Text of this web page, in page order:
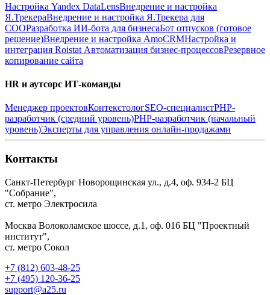
Настройка Yandex DataLensВнедрение и настройка
Я.ТрекераВнедрение и настройка Я.Трекера для
СООРазработка ИИ-бота для бизнесаБот отпусков (готовое
решение)Внедрение и настройка AmoCRMНастройка и
интеграция Roistat Автоматизация бизнес-процессовРезервное
копирование сайта
HR и аутсорс ИТ-команды
Менеджер проектовКонтекстологSEO-специалистPHP-
разработчик (средний уровень)PHP-разработчик (начальный
уровень)Эксперты для управления онлайн-продажами
Контакты
Санкт-Петербург Новорощинская ул., д.4, оф. 934-2 БЦ
"Собрание",
ст. метро Электросила
Москва Волоколамское шоссе, д.1, оф. 016 БЦ "Проектный
институт",
ст. метро Сокол
+7 (812) 603-48-25
+7 (495) 120-36-25
support@a25.ru